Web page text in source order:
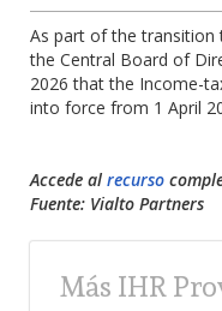
As part of the transition
the Central Board of
2026 that the Income-
into force from 1 April
Accede al recurso
Fuente: Vialto Partners
Más IHR